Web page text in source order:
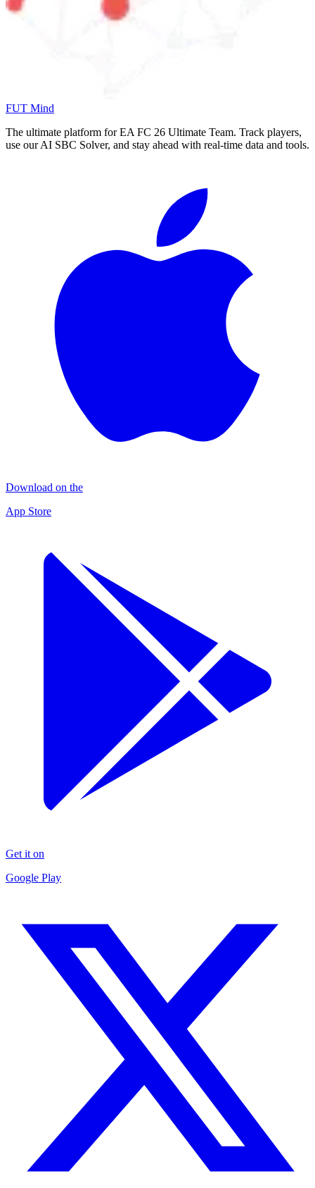
FUT Mind
The ultimate platform for EA FC 26 Ultimate Team. Track players,
use our AI SBC Solver, and stay ahead with real-time data and tools.
Download on the
App Store
Get it on
Google Play